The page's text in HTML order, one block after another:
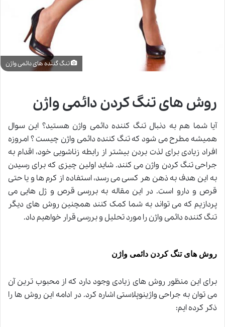
تنگ گننده های دائمی واژن
روش های تنگ کردن دائمی واژن
آیا شما هم به دنبال تنگ کننده دائمی واژن هستید؟ این سوال
همیشه مطرح می شود که تنگ کننده دائمی واژن چیست ؟ امروزه
افراد زیادی برای لذت بردن بیشتر از رابطه زناشویی خود، اقدام به
جراحی تنگ کردن واژن می کنند. شاید اولین چیزی که برای رسیدن
به این هدف به ذهن هر کسی می رسد، استفاده از کرم ها و یا حتی
قرص و دارو است. در این مقاله به بررسی قرص و ژل هایی می
پردازیم که می تواند به شما کمک کنند همچنین روش های دیگر
تنگ کننده دائمی واژن را مورد تحلیل و بررسی قرار خواهیم داد.
روش های تنگ کردن دائمی واژن
برای این منظور روش های زیادی وجود دارد که از محبوب ترین آن
می توان به جراحی واژینوپلاستی اشاره کرد. در ادامه این روش ها را
ذکر کرده ایم: